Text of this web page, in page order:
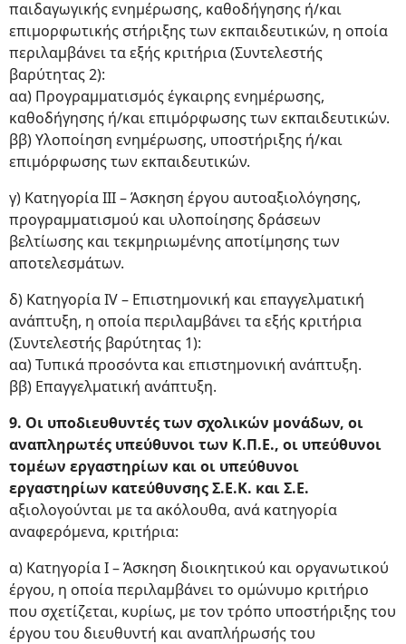
παιδαγωγικής ενημέρωσης, καθοδήγησης ή/και
επιμορφωτικής στήριξης των εκπαιδευτικών, η οποία
περιλαμβάνει τα εξής κριτήρια (Συντελεστής
βαρύτητας 2):
αα) Προγραμματισμός έγκαιρης ενημέρωσης,
καθοδήγησης ή/και επιμόρφωσης των εκπαιδευτικών.
ββ) Υλοποίηση ενημέρωσης, υποστήριξης ή/και
επιμόρφωσης των εκπαιδευτικών.
γ) Κατηγορία ΙΙΙ – Άσκηση έργου αυτοαξιολόγησης,
προγραμματισμού και υλοποίησης δράσεων
βελτίωσης και τεκμηριωμένης αποτίμησης των
αποτελεσμάτων.
δ) Κατηγορία ΙV – Επιστημονική και επαγγελματική
ανάπτυξη, η οποία περιλαμβάνει τα εξής κριτήρια
(Συντελεστής βαρύτητας 1):
αα) Τυπικά προσόντα και επιστημονική ανάπτυξη.
ββ) Επαγγελματική ανάπτυξη.
9. Οι υποδιευθυντές των σχολικών μονάδων, οι
αναπληρωτές υπεύθυνοι των Κ.Π.Ε., οι υπεύθυνοι
τομέων εργαστηρίων και οι υπεύθυνοι
εργαστηρίων κατεύθυνσης Σ.Ε.Κ. και Σ.Ε.
αξιολογούνται με τα ακόλουθα, ανά κατηγορία
αναφερόμενα, κριτήρια:
α) Κατηγορία Ι – Άσκηση διοικητικού και οργανωτικού
έργου, η οποία περιλαμβάνει το ομώνυμο κριτήριο
που σχετίζεται, κυρίως, με τον τρόπο υποστήριξης του
έργου του διευθυντή και αναπλήρωσής του